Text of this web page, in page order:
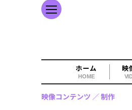
ホーム
HOME
映
映像コンテンツ 制作